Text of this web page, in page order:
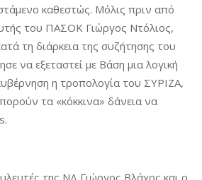
καθεστώς. Μόλις πριν από
του ΠΑΣΟΚ Γιώργος Ντόλιος,
τη διάρκεια της συζήτησης του
να εξεταστεί με Βάση μια λογική
η τροπολογία του ΣΥΡΙΖΑ,
τα «κόκκινα» δάνεια να
της ΝΔ Γιώργος Βλάχος και ο